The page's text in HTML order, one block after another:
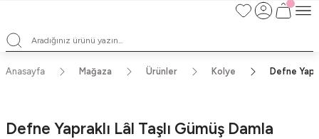
TÜM ALIŞVERİŞLERDE ÜCRETSİZ KARGO ve TAKSİT İMKANLARI
L'EA'NIN BÜYÜLÜ DÜNYASINA HOŞ GELDİNİZ
HER BİR L'EA ÖMÜR BOYU SAKLAYACAĞINIZ ANLAMLI BİR PARÇA
TEK ÜRETİM EL YAPIMI TASARIMLAR
Anasayfa Mağaza Ürünler Kolye Defne
Defne Yapraklı Lâl Taşlı Gümüş Damla